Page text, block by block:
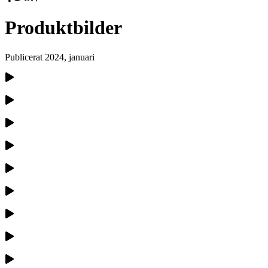
Produktbilder
Publicerat 2024, januari